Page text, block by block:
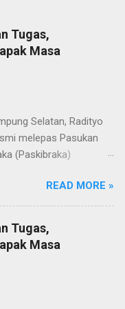
Tugas,
Masa
Selatan, Radityo
melepas Pasukan
(Paskibraka)
upacara penurunan
Siger, Bakauheni,
Sebanyak 41
sebelumnya sukses
Merah Putih pada
Selatan, kini
READ MORE »
Tugas,
Masa